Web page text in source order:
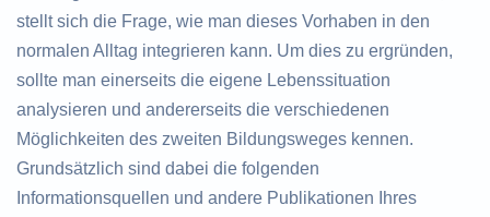
stellt sich die Frage, wie man dieses Vorhaben in den
normalen Alltag integrieren kann. Um dies zu ergründen,
sollte man einerseits die eigene Lebenssituation
analysieren und andererseits die verschiedenen
Möglichkeiten des zweiten Bildungsweges kennen.
Grundsätzlich sind dabei die folgenden
Informationsquellen und andere Publikationen Ihres